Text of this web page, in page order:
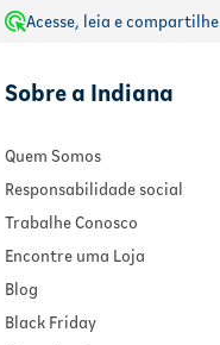
Acesse, leia e compartilhe
Sobre a Indiana
Quem Somos
Responsabilidade social
Trabalhe Conosco
Encontre uma Loja
Blog
Black Friday